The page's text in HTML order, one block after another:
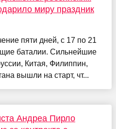
миру праздник
пяти дней, с 17 по 21
баталии. Сильнейшие
Китая, Филиппин,
вышли на старт, чт...
Андреа Пирло